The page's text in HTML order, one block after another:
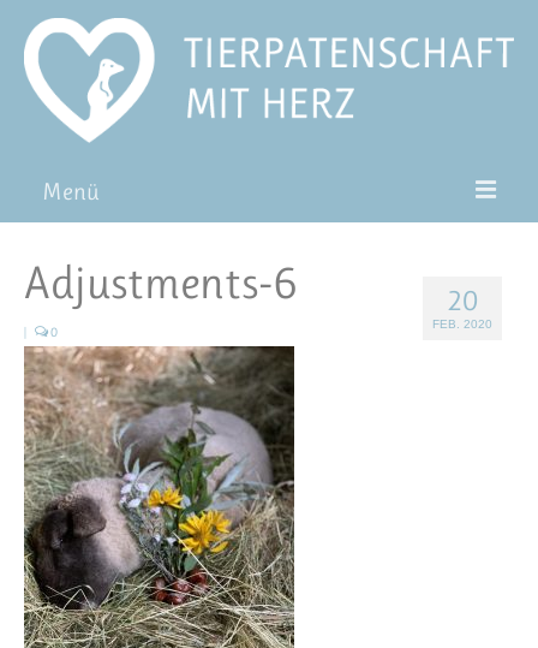
Menü
Pat*in werden
Patenschaft verschenken
Blog
FAQ
20
FEB. 2020
Adjustments-6
| 0